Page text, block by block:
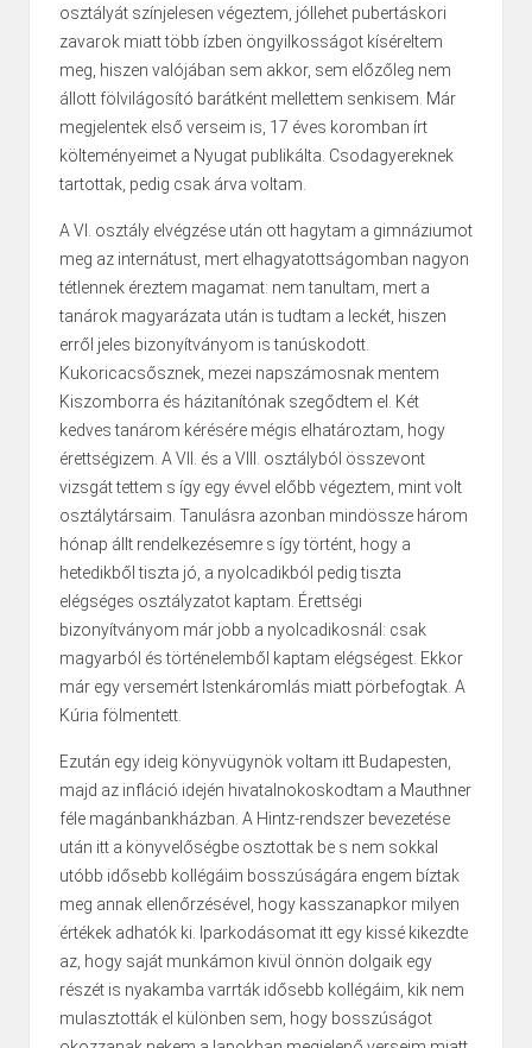
osztályát színjelesen végeztem, jóllehet pubertáskori
zavarok miatt több ízben öngyilkosságot kíséreltem
meg, hiszen valójában sem akkor, sem előzőleg nem
állott fölvilágosító barátként mellettem senkisem. Már
megjelentek első verseim is, 17 éves koromban írt
költeményeimet a Nyugat publikálta. Csodagyereknek
tartottak, pedig csak árva voltam.
A VI. osztály elvégzése után ott hagytam a gimnáziumot
meg az internátust, mert elhagyatott­ságomban nagyon
tétlennek éreztem magamat: nem tanultam, mert a
tanárok magyarázata után is tudtam a leckét, hiszen
erről jeles bizonyítványom is tanúskodott.
Kukoricacsősznek, mezei nap­számosnak mentem
Kiszomborra és házitanítónak szegődtem el. Két
kedves tanárom kérésé­re mégis elhatároztam, hogy
érettségizem. A VII. és a VIII. osztályból összevont
vizsgát tettem s így egy évvel előbb végeztem, mint volt
osztálytársaim. Tanulásra azonban mindössze három
hónap állt rendelkezésemre s így történt, hogy a
hetedikből tiszta jó, a nyolcadikból pedig tiszta
elégséges osztályzatot kaptam. Érettségi
bizonyítványom már jobb a nyolcadi­kos­nál: csak
magyarból és történelemből kaptam elégségest. Ekkor
már egy versemért Isten­káromlás miatt pörbefogtak. A
Kúria fölmentett.
Ezután egy ideig könyvügynök voltam itt Budapesten,
majd az infláció idején hivatalno­kos­kod­tam a Mauthner
féle magánbankházban. A Hintz-rendszer bevezetése
után itt a könyvelőségbe osztottak be s nem sokkal
utóbb idősebb kollégáim bosszúságára engem bíztak
meg annak ellenőrzésével, hogy kasszanapkor milyen
értékek adhatók ki. Iparkodásomat itt egy kissé kikezdte
az, hogy saját munkámon kivül önnön dolgaik egy
részét is nyakamba varrták idősebb kollégáim, kik nem
mulasztották el különben sem, hogy bosszúságot